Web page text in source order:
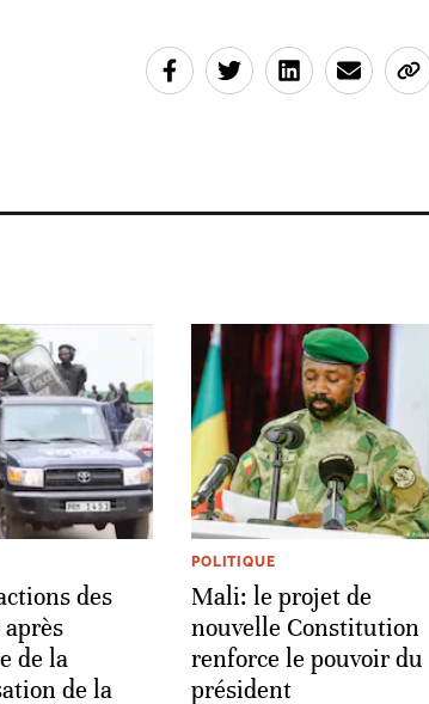
des
de la
de la
POLITIQUE
Mali: le projet de
nouvelle Constitution
renforce le pouvoir du
président